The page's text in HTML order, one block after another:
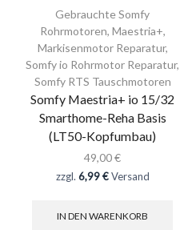
Gebrauchte Somfy
Rohrmotoren, Maestria+,
Markisenmotor Reparatur,
Somfy io Rohrmotor Reparatur,
Somfy RTS Tauschmotoren
Somfy Maestria+ io 15/32
Smarthome-Reha Basis
(LT50-Kopfumbau)
49,00€
zzgl. 6,99 €Versand
IN DEN WARENKORB